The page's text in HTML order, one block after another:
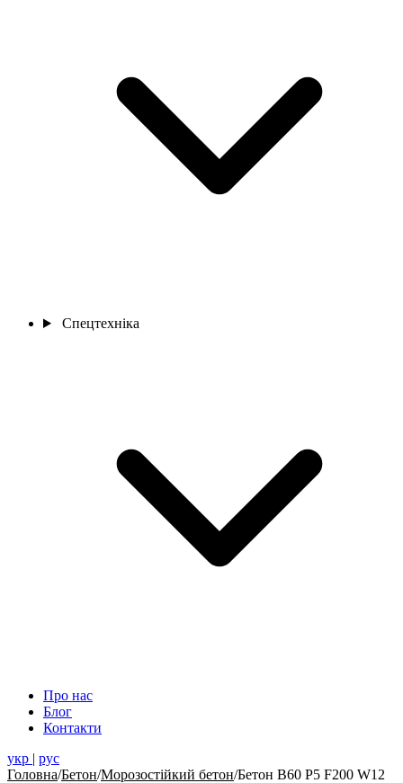
Спецтехніка
Про нас
Блог
Контакти
укр | рус
Головна/Бетон/Морозостійкий бетон/Бетон В60 Р5 F200 W12